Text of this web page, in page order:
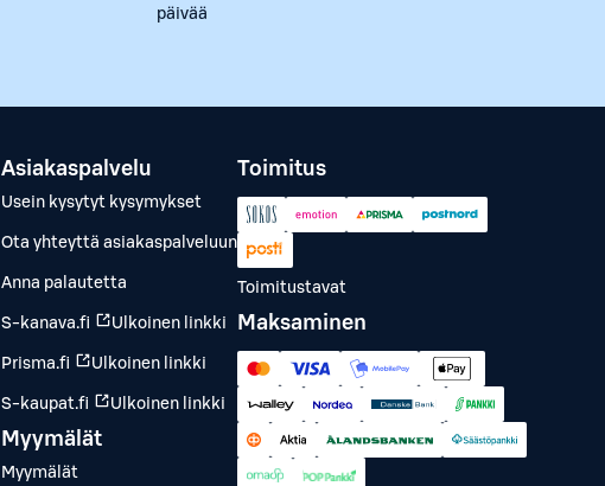
päivää
Asiakaspalvelu
Usein kysytyt kysymykset
Ota yhteyttä asiakaspalveluun
Anna palautetta
S-kanava.fi Ulkoinen linkki
Prisma.fi Ulkoinen linkki
S-kaupat.fi Ulkoinen linkki
Myymälät
Myymälät
Toimitus
Toimitustavat
Maksaminen